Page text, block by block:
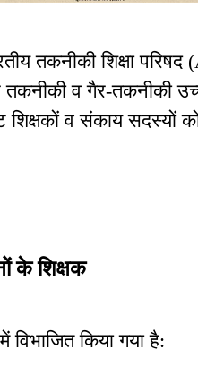
तकनीकी शिक्षा परिषद
तकनीकी व गैर-तकनीकी
व संकाय सदस्यों को
के शिक्षक
किया गया है: